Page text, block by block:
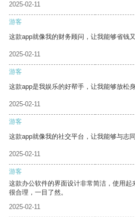
2025-02-11
游客
这款app就像我的财务顾问，让我能够省钱又
2025-02-11
游客
这款app是我娱乐的好帮手，让我能够放松
2025-02-11
游客
这款app就像我的社交平台，让我能够与志
2025-02-11
游客
这款办公软件的界面设计非常简洁，使用起
很合理，一目了然。
2025-02-11